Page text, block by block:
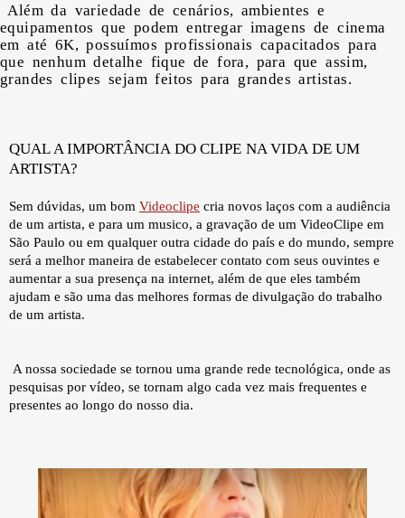
Além da variedade de cenários, ambientes e
equipamentos que podem entregar imagens de cinema
em até 6K, possuímos profissionais capacitados para
que nenhum detalhe fique de fora, para que assim,
grandes clipes sejam feitos para grandes artistas.
QUAL A IMPORTÂNCIA DO CLIPE NA VIDA DE UM
ARTISTA?
Sem dúvidas, um bom Videoclipe cria novos laços com a audiência
de um artista, e para um musico, a gravação de um VideoClipe em
São Paulo ou em qualquer outra cidade do país e do mundo, sempre
será a melhor maneira de estabelecer contato com seus ouvintes e
aumentar a sua presença na internet, além de que eles também
ajudam e são uma das melhores formas de divulgação do trabalho
de um artista.
A nossa sociedade se tornou uma grande rede tecnológica, onde as
pesquisas por vídeo, se tornam algo cada vez mais frequentes e
presentes ao longo do nosso dia.